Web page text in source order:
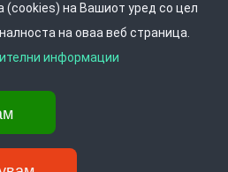
Следете не на
Беко на 1-виот кат, 1000 Скопје,
+389 2 3137 149 |
(cookies) на Вашиот уред со цел
на оваа веб страница.
информации